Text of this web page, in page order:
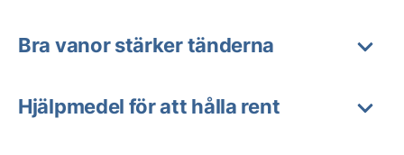
Bra vanor stärker tänderna
Hjälpmedel för att hålla rent